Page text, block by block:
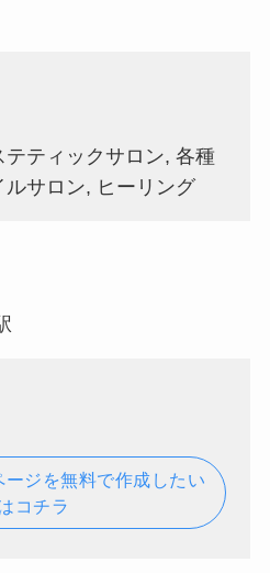
ティックサロン, 各種
ルサロン, ヒーリング
ジを無料で作成したい
コチラ